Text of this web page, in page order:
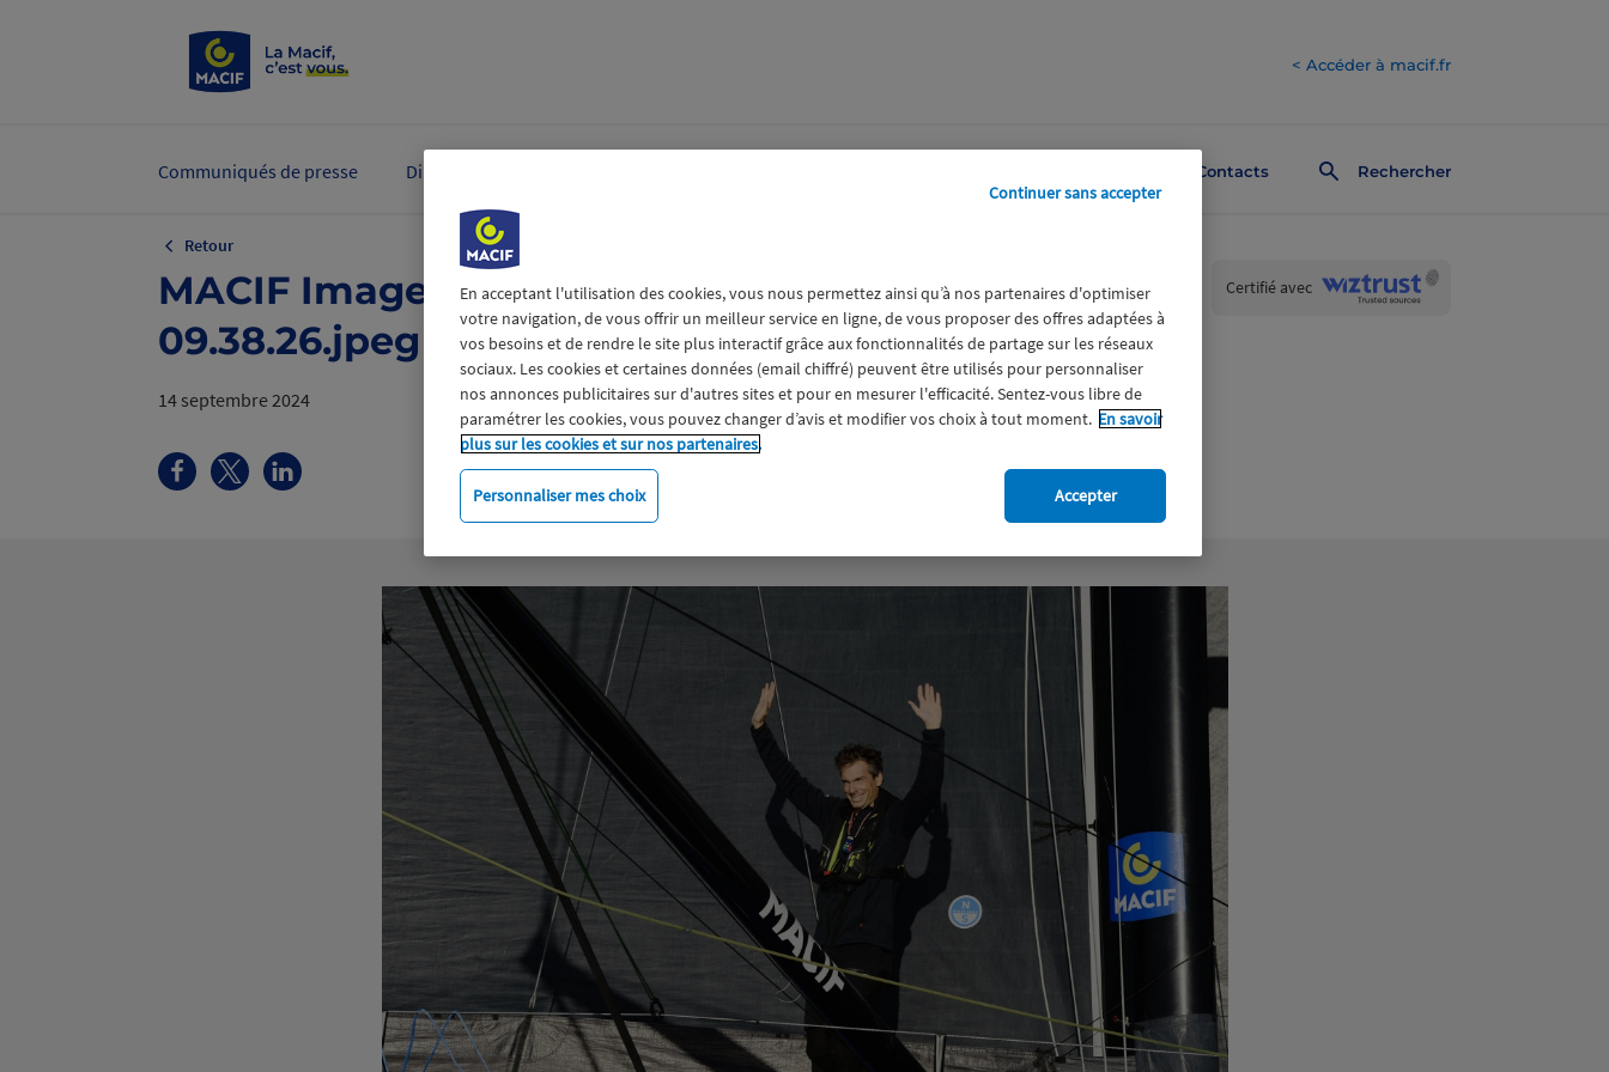
< Accéder à macif.fr
Contacts Rechercher
Communiqués de presse Dirigeants et experts
Retour
MACIF Image 2024-09-14 at
09.38.26.jpeg
14 septembre 2024
Certifié avecWiztrust
trusted
En acceptant l'utilisation des cookies, vous nous permettez ainsi qu’à nos partenaires d'optimiser
votre navigation, de vous offrir un meilleur service en ligne, de vous proposer des offres adaptées à
vos besoins et de rendre le site plus interactif grâce aux fonctionnalités de partage sur les réseaux
sociaux. Les cookies et certaines données (email chiffré) peuvent être utilisés pour personnaliser
nos annonces publicitaires sur d'autres sites et pour en mesurer l'efficacité. Sentez-vous libre de
paramétrer les cookies, vous pouvez changer d’avis et modifier vos choix à tout moment. En savoir
plus sur les cookies et sur nos partenaires.
Personnaliser mes choix
Continuer sans accepter
Accepter